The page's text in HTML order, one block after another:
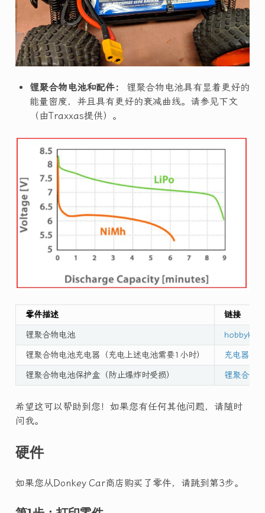
锂聚合物电池和配件：
锂聚合物电池具有显着更好的
能量密度，并且具有更好的衰减曲线。请参见下文
（由Traxxas提供）。
零件描述
链接
锂聚合物电池
锂聚合物电池充电器（充电上述电池需要1小时）
充电器
锂聚合物电池保护盒（防止爆炸时受损）
锂聚合物
希望这可以帮助到您！如果您有任何其他问题，请随时
问我。
硬件
如果您从Donkey Car商店购买了零件，请跳到第3步。